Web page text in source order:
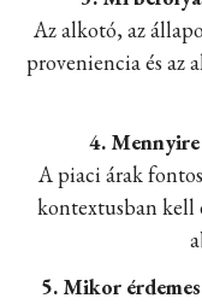
Az alkotó, az
proveniencia és az
4.
A piaci árak
kontextusban
5. Mikor